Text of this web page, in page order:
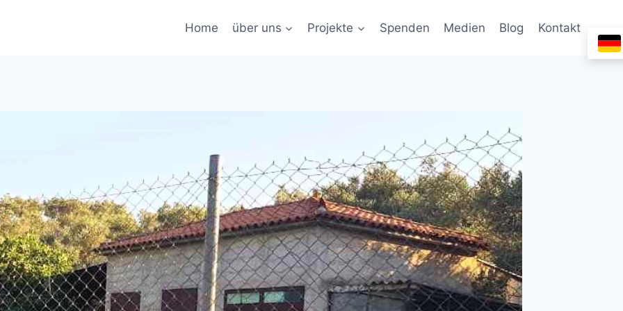
Home über uns Projekte Spenden Medien Blog Kontakt